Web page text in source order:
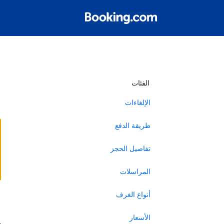
الفئات
الإلغاءات
طريقة الدفع
تفاصيل الحجز
المراسلات
أنواع الغرف
الأسعار